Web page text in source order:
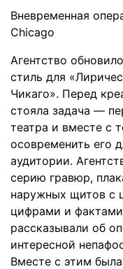
Вневременная
Chicago
Агентство
стиль для
Чикаго». Перед
стояла задача —
театра и вместе с
осовременить его
аудитории.
серию гравюр,
наружных щитов с
цифрами и
рассказывали об
интересной
Вместе с этим